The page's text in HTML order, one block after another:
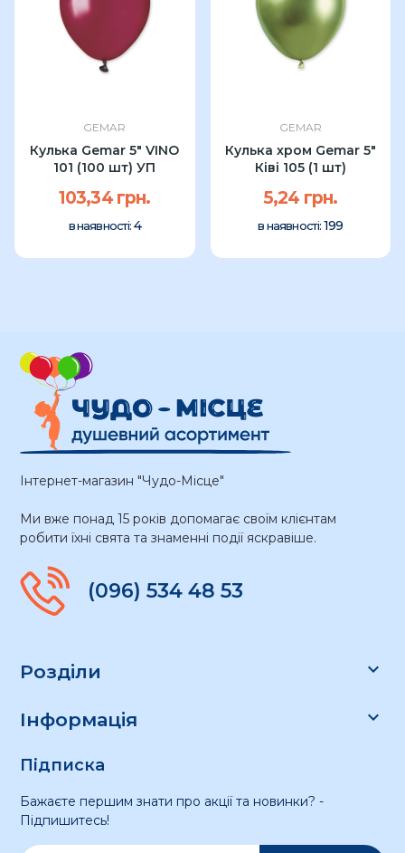
GEMAR
Кулька Gemar 5" VINO
101 (100 шт) УП
103,34 грн.
в наявності: 4
GEMAR
Кулька хром Gemar 5"
Ківі 105 (1 шт)
5,24 грн.
в наявності: 199
Інтернет-магазин "Чудо-Місце"
Ми вже понад 15 років допомагає своїм клієнтам
робити їхні свята та знаменні події яскравіше.
(096) 534 48 53
Розділи 
Інформація 
Підписка
Бажаєте першим знати про акції та новинки? -
Підпишитесь!